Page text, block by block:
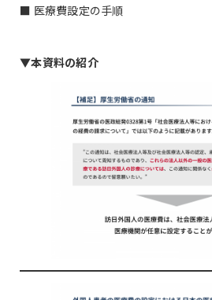
■ 医療費設定の手順
▼本資料の紹介